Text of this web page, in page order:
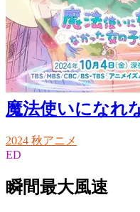
魔法使いになれ
2024 秋アニメ
ED
瞬間最大風速